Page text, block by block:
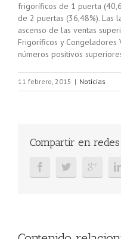
frigoríficos de 1 puerta
de 2 puertas (36,48%). Las
ascenso de las ventas
Frigoríficos y Congeladores
números positivos
11 febrero, 2015 | Noticias
Compartir en